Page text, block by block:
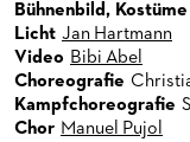
Bühnenbild, Kostüme
Licht Jan Hartmann
Video Bibi Abel
Choreografie
Kampfchoreografie
Chor Manuel Pujol